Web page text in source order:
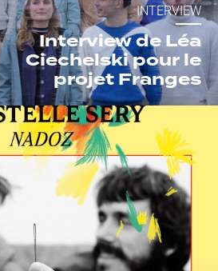
INTERVIEW
Interview de Léa
Ciechelski pour le
projet Franges